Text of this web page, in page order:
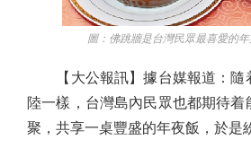
圖：佛跳牆是台灣民眾最喜愛的年
【大公報訊】據台媒報道：隨
陸一樣，台灣島內民眾也都期待着
聚，共享一桌豐盛的年夜飯，於是